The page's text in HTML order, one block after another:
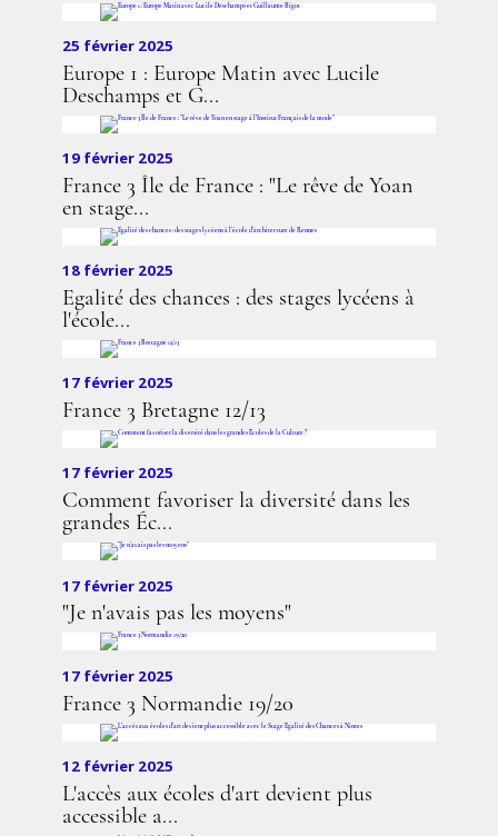
25 février 2025
Europe 1 : Europe Matin avec Lucile
Deschamps et G...
19 février 2025
France 3 Île de France : "Le rêve de Yoan
en stage...
18 février 2025
Egalité des chances : des stages lycéens à
l'école...
17 février 2025
France 3 Bretagne 12/13
17 février 2025
Comment favoriser la diversité dans les
grandes Éc...
17 février 2025
"Je n'avais pas les moyens"
17 février 2025
France 3 Normandie 19/20
12 février 2025
L'accès aux écoles d'art devient plus
accessible a...